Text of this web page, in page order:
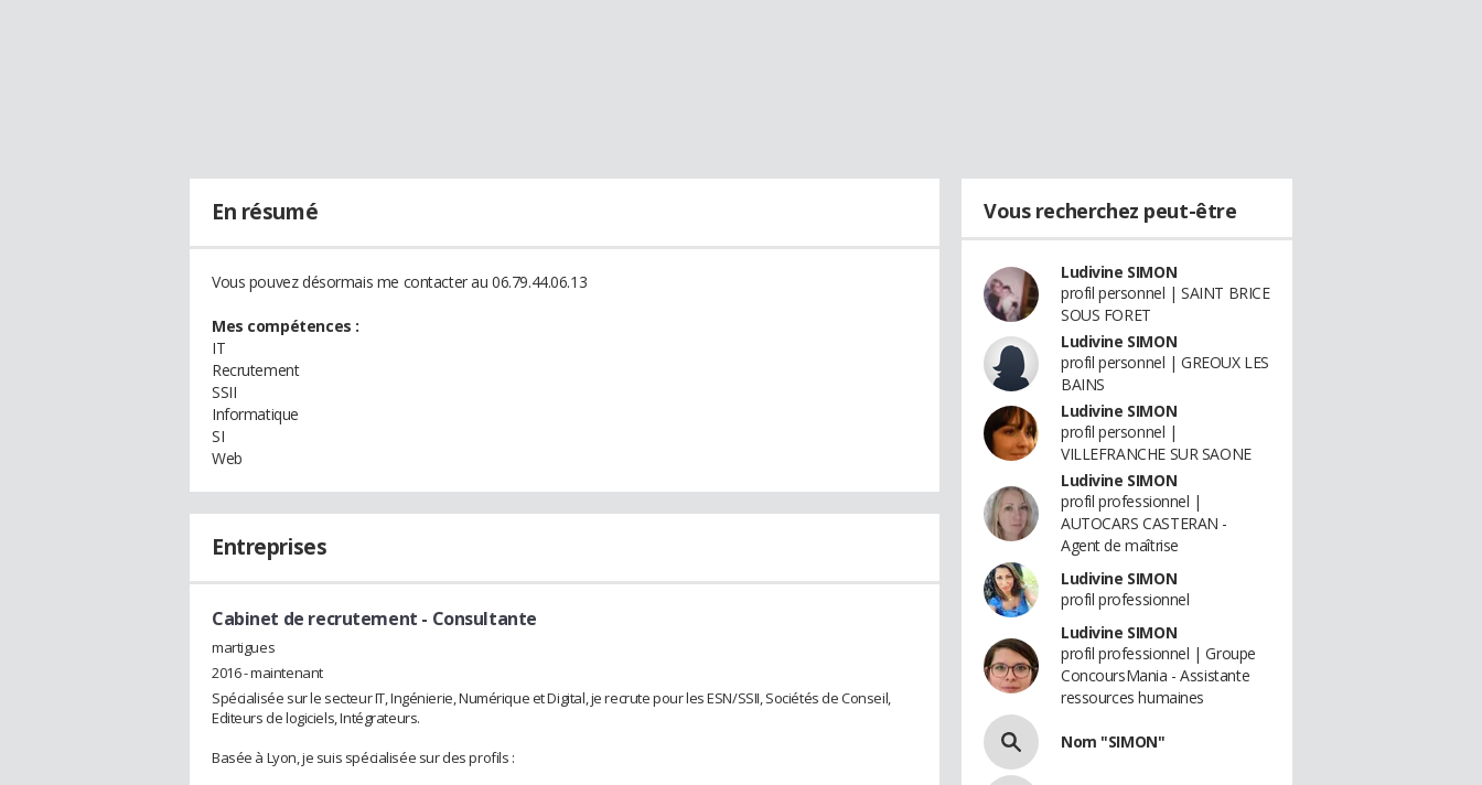
En résumé
Vous pouvez désormais me contacter au 06.79.44.06.13
Mes compétences :
IT
Recrutement
SSII
Informatique
SI
Web
Entreprises
Cabinet de recrutement - Consultante
martigues
2016 - maintenant
Spécialisée sur le secteur IT, Ingénierie, Numérique et Digital, je recrute pour les ESN/SSII, Sociétés de Conseil,
Editeurs de logiciels, Intégrateurs.
Basée à Lyon, je suis spécialisée sur des profils :
Vous recherchez peut-être
Ludivine SIMON
profil personnel | SAINT BRICE
SOUS FORET
Ludivine SIMON
profil personnel | GREOUX LES
BAINS
Ludivine SIMON
profil personnel |
VILLEFRANCHE SUR SAONE
Ludivine SIMON
profil professionnel |
AUTOCARS CASTERAN -
Agent de maîtrise
Ludivine SIMON
profil professionnel
Ludivine SIMON
profil professionnel | Groupe
ConcoursMania - Assistante
ressources humaines
Nom "SIMON"